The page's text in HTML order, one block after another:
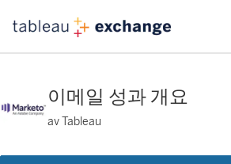
이메일 성과 개요
av Tableau